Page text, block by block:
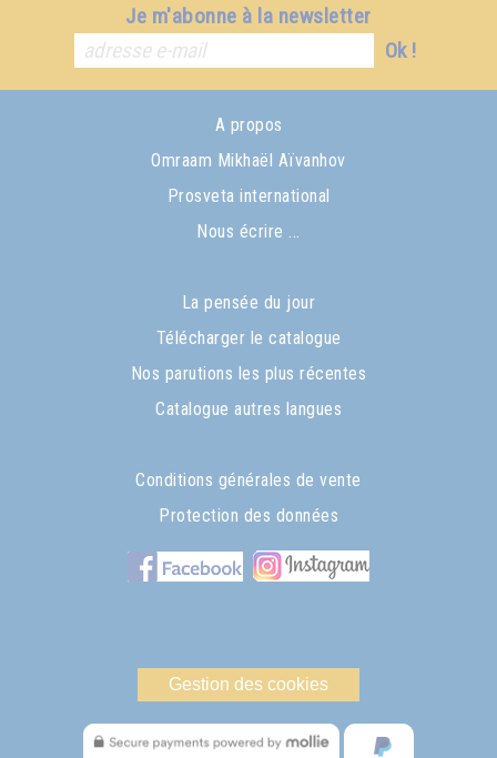
Je m'abonne à la newsletter
Ok !
A propos
Omraam Mikhaël Aïvanhov
Prosveta international
Nous écrire ...
La pensée du jour
Télécharger le catalogue
Nos parutions les plus récentes
Catalogue autres langues
Conditions générales de vente
Protection des données
Gestion des cookies